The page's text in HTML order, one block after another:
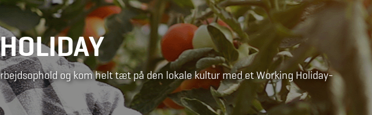
og kom helt tæt på den lokale kultur med et Working Holiday-